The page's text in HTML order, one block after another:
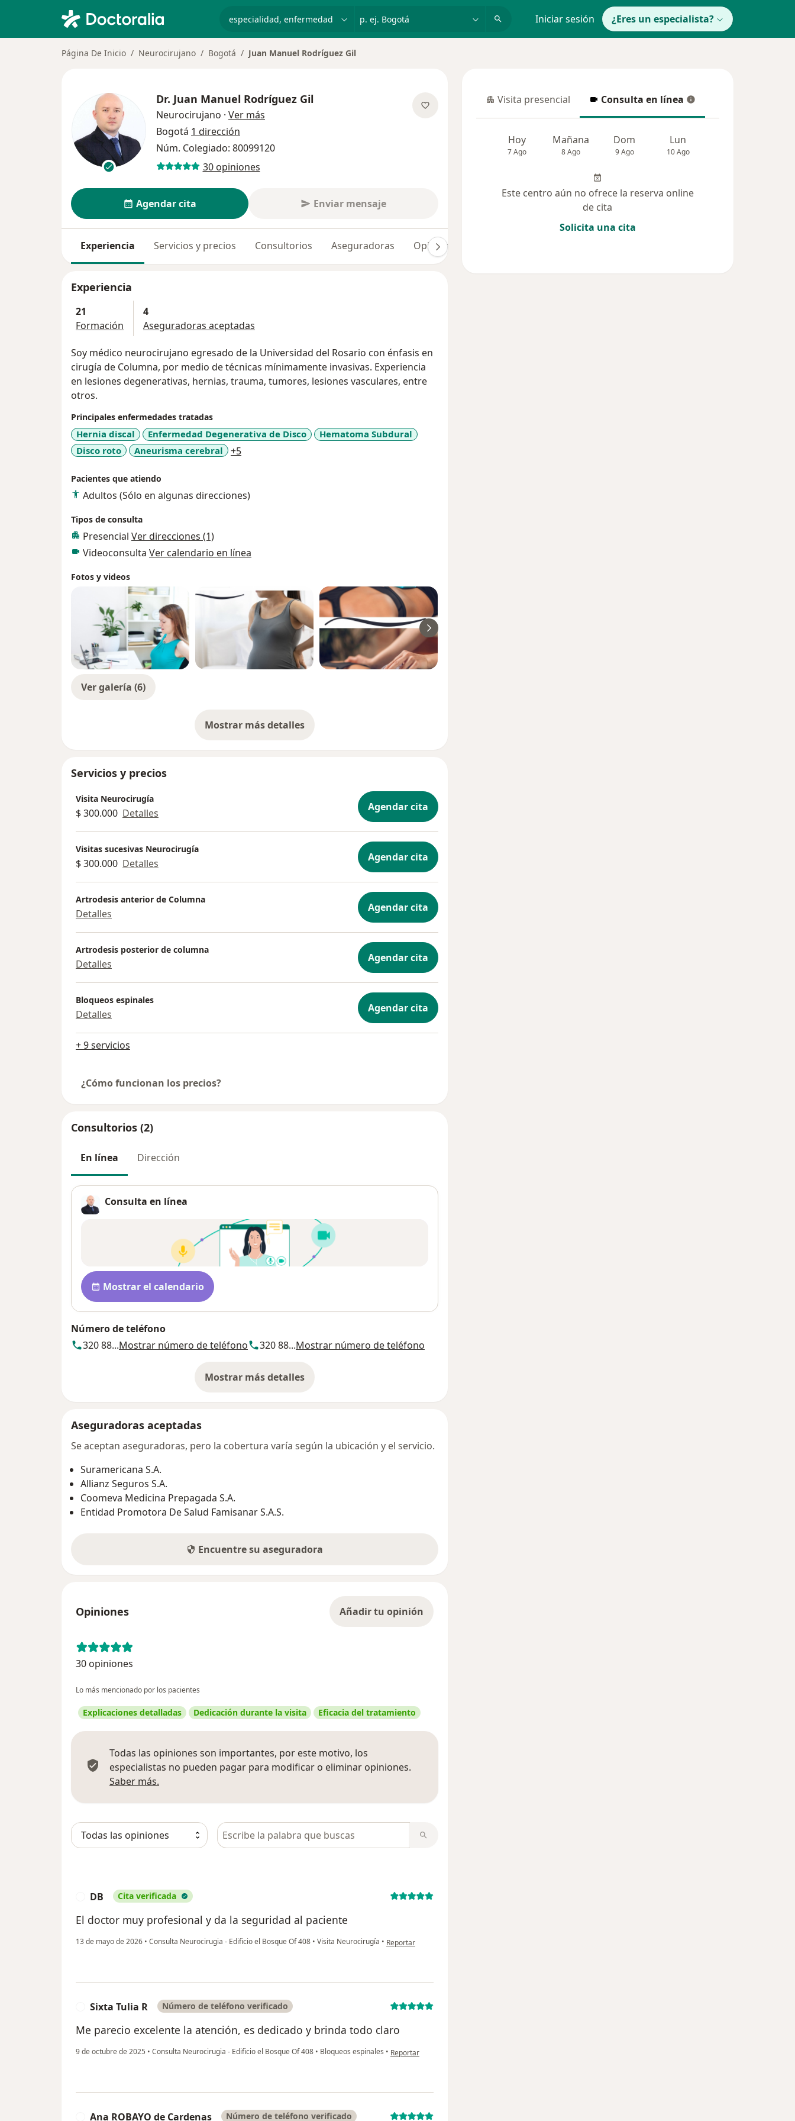
p. ej. Bogotá Iniciar sesión ¿Eres un especialista?
Página De Inicio Neurocirujano Bogotá Juan Manuel Rodríguez Gil
Dr. Juan Manuel Rodríguez Gil
Neurocirujano · Ver más
Bogotá 1 dirección
Núm. Colegiado: 80099120
30 opiniones
Agendar cita Enviar mensaje
Experiencia Servicios y precios Consultorios Aseguradoras Opiniones (30)
Experiencia
21
Formación
4
Aseguradoras aceptadas
Soy médico neurocirujano egresado de la Universidad del Rosario con énfasis en
cirugía de Columna, por medio de técnicas mínimamente invasivas. Experiencia
en lesiones degenerativas, hernias, trauma, tumores, lesiones vasculares, entre
otros.
Principales enfermedades tratadas
Hernia discal Enfermedad Degenerativa de Disco
Hematoma Subdural
Disco roto
Aneurisma cerebral +5a11y_sr_more_diseases
Pacientes que atiendo
Adultos (Sólo en algunas direcciones)
Tipos de consulta
Presencial Ver direcciones (1)
Videoconsulta Ver calendario en línea
Fotos y videos
Ver galería (6)
Mostrar más detalles
sobre la experiencia
Servicios y precios
Visita Neurocirugía
$ 300.000 Detalles Agendar cita
Visitas sucesivas Neurocirugía
$ 300.000 Detalles Agendar cita
Artrodesis anterior de Columna
Detalles Agendar cita
Artrodesis posterior de columna
Detalles Agendar cita
Bloqueos espinales
Detalles Agendar cita
+ 9 servicios
¿Cómo funcionan los precios?
Consultorios (2)
En línea Dirección
Consulta en línea
Disponibilidad
Mostrar el calendario
Número de teléfono
320 88...Mostrar número de teléfono 320 88...Mostrar número de teléfono
Mostrar más detalles
sobre la dirección
Aseguradoras aceptadas
Se aceptan aseguradoras, pero la cobertura varía según la ubicación y el servicio.
Suramericana S.A.
Allianz Seguros S.A.
Coomeva Medicina Prepagada S.A.
Entidad Promotora De Salud Famisanar S.A.S.
Encuentre su aseguradora
Opiniones Añadir tu opinión
30 opiniones
Lo más mencionado por los pacientes
Explicaciones detalladas Dedicación durante la visita Eficacia del tratamiento
Todas las opiniones son importantes, por este motivo, los
especialistas no pueden pagar para modificar o eliminar opiniones.
Saber más.
Busca en opiniones
DB Cita verificada
El doctor muy profesional y da la seguridad al paciente
13 de mayo de 2026 • Consulta Neurocirugia - Edificio el Bosque Of 408 • Visita Neurocirugía • en opinión del usuario DB
Reportar
Sixta Tulia R Número de teléfono verificado
Me parecio excelente la atención, es dedicado y brinda todo claro
9 de octubre de 2025 • Consulta Neurocirugia - Edificio el Bosque Of 408 • Bloqueos espinales • en opinión del usuario Sixta Tulia R
Reportar
Ana ROBAYO de Cardenas Número de teléfono verificado
Visita presencial
Visita presencial Consulta en línea
Consulta en línea
Hoy
7 Ago
Mañana
8 Ago
Dom
9 Ago
Lun
10 Ago
Este centro aún no ofrece la reserva online
de cita
Solicita una cita